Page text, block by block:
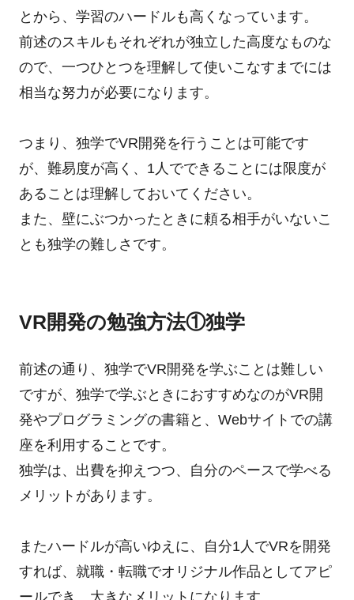
とから、学習のハードルも高くなっています。
前述のスキルもそれぞれが独立した高度なものな
ので、一つひとつを理解して使いこなすまでには
相当な努力が必要になります。
つまり、独学でVR開発を行うことは可能です
が、難易度が高く、1人でできることには限度が
あることは理解しておいてください。
また、壁にぶつかったときに頼る相手がいないこ
とも独学の難しさです。
VR開発の勉強方法①独学
前述の通り、独学でVR開発を学ぶことは難しい
ですが、独学で学ぶときにおすすめなのがVR開
発やプログラミングの書籍と、Webサイトでの講
座を利用することです。
独学は、出費を抑えつつ、自分のペースで学べる
メリットがあります。
またハードルが高いゆえに、自分1人でVRを開発
すれば、就職・転職でオリジナル作品としてアピ